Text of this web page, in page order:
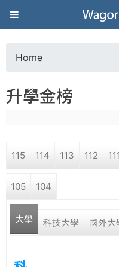
Jump
葳
格
高
學
o
a
r
e
Home
升學金榜
115 114 113 112 111
105 104
大學 科技大學 國外大